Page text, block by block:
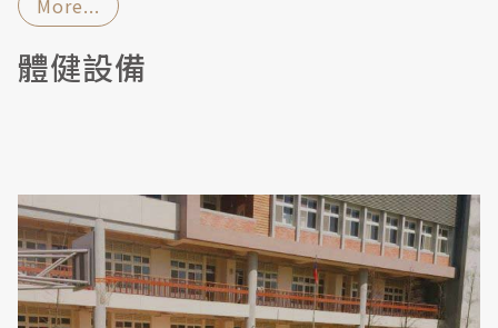
More...
體健設備